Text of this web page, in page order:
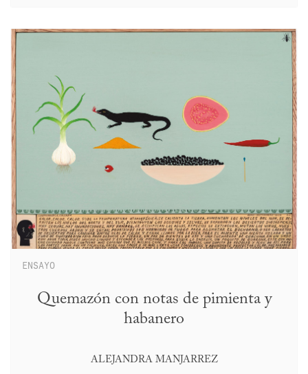
ENSAYO
Quemazón con notas de pimienta y
habanero
ALEJANDRA MANJARREZ